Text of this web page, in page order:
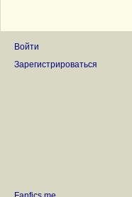
Войти
Зарегистрироваться